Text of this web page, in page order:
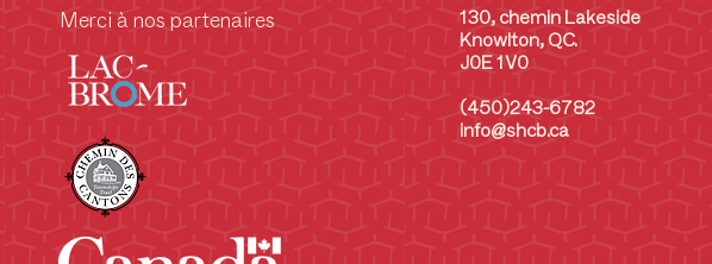
Merci à nos partenaires
130, chemin Lakeside
Knowlton, QC.
J0E 1V0
(450)243-6782
info@shcb.ca